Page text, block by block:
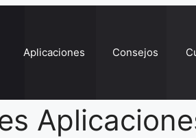
Aplicaciones Consejos